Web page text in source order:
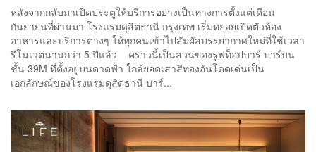
หลังจากกลับมาเปิดประตูให้บริการอย่างเป็นทางการตั้งแต่เดือน
กันยายนที่ผ่านมา โรงแรมดุสิตธานี กรุงเทพ เริ่มทยอยเปิดตัวห้อง
อาหารและบริการต่างๆ ให้ทุกคนเข้าไปสัมผัสบรรยากาศใหม่ที่ใช้เวลา
รีโนเวตนานกว่า 5 ปีแล้ว คราวนี้เป็นส่วนของรูฟท็อปบาร์ บาร์บน
ชั้น 39M ที่ตั้งอยู่บนดาดฟ้า ใกล้ยอดเสาสีทองอันโดดเด่นเป็น
เอกลักษณ์ของโรงแรมดุสิตธานี บาร์...